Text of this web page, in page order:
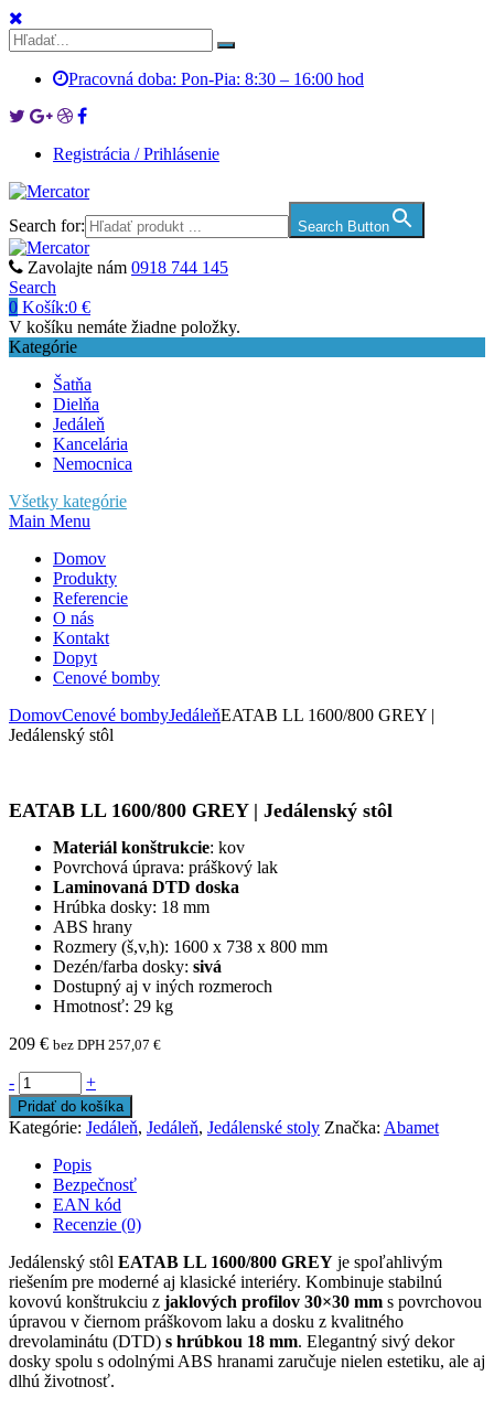
Pracovná doba: Pon-Pia: 8:30 – 16:00 hod
Registrácia / Prihlásenie
Search for: Search Button
Zavolajte nám 0918 744 145
Search
0 Košík:0 €
V košíku nemáte žiadne položky.
Kategórie
Šatňa
Dielňa
Jedáleň
Kancelária
Nemocnica
Všetky kategórie
Main Menu
Domov
Produkty
Referencie
O nás
Kontakt
Dopyt
Cenové bomby
DomovCenové bombyJedáleňEATAB LL 1600/800 GREY |
Jedálenský stôl
EATAB LL 1600/800 GREY | Jedálenský stôl
Materiál konštrukcie: kov
Povrchová úprava: práškový lak
Laminovaná DTD doska
Hrúbka dosky: 18 mm
ABS hrany
Rozmery (š,v,h): 1600 x 738 x 800 mm
Dezén/farba dosky: sivá
Dostupný aj v iných rozmeroch
Hmotnosť: 29 kg
209 € bez DPH 257,07 €
- +
Pridať do košíka
Kategórie: Jedáleň, Jedáleň, Jedálenské stoly Značka: Abamet
Popis
Bezpečnosť
EAN kód
Recenzie (0)
Jedálenský stôl EATAB LL 1600/800 GREY je spoľahlivým
riešením pre moderné aj klasické interiéry. Kombinuje stabilnú
kovovú konštrukciu z jaklových profilov 30×30 mm s povrchovou
úpravou v čiernom práškovom laku a dosku z kvalitného
drevolaminátu (DTD) s hrúbkou 18 mm. Elegantný sivý dekor
dosky spolu s odolnými ABS hranami zaručuje nielen estetiku, ale aj
dlhú životnosť.